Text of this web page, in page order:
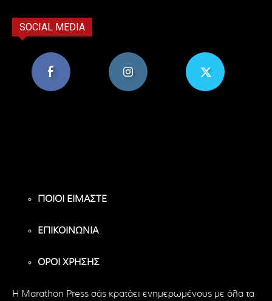
SOCIAL MEDIA
ΠΟΙΟΙ ΕΙΜΑΣΤΕ
ΕΠΙΚΟΙΝΩΝΙΑ
ΟΡΟΙ ΧΡΗΣΗΣ
H Marathon Press σάς κρατάει ενημερωμένους με όλα τα